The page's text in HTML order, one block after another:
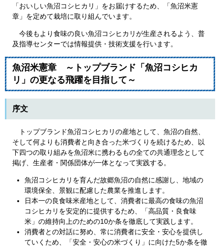
「おいしい魚沼コシヒカリ」をお届けするため、「魚沼米憲
章」を定めて栽培に取り組んでいます。
今後もより食味の良い魚沼コシヒカリが生産されるよう、普
及指導センターでは情報提供・技術支援を行います。
魚沼米憲章 ～トップブランド「魚沼コシヒカ
リ」の更なる飛躍を目指して～
序文
トップブランド魚沼コシヒカリの産地として、魚沼の自然、
そして何よりも消費者と向き合った米づくりを続けるため、以
下四つの取り組みを魚沼米に携わるもの全ての共通理念として
掲げ、生産者・関係団体が一体となって実践する。
魚沼コシヒカリを育んだ故郷魚沼の自然に感謝し、地域の
環境保全、景観に配慮した農業を推進します。
日本一の良食味米産地として、消費者に最高の食味の魚沼
コシヒカリを安定的に提供するため、「高品質・良食味
米」の維持向上のための10か条を徹底して実践します。
消費者との対話に努め、常に消費者に安全・安心を提供し
ていくため、「安全・安心の米づくり」に向けた5か条を徹